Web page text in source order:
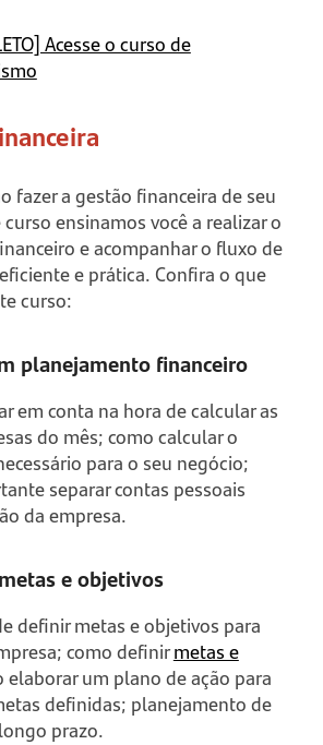
Acesse o curso de
fazer a gestão financeira de seu
ensinamos você a realizar o
e acompanhar o fluxo de
e prática. Confira o que
curso:
planejamento financeiro
em conta na hora de calcular as
do mês; como calcular o
para o seu negócio;
separar contas pessoais
da empresa.
e objetivos
definir metas e objetivos para
como definirmetas e
elaborar um plano de ação para
definidas; planejamento de
prazo.